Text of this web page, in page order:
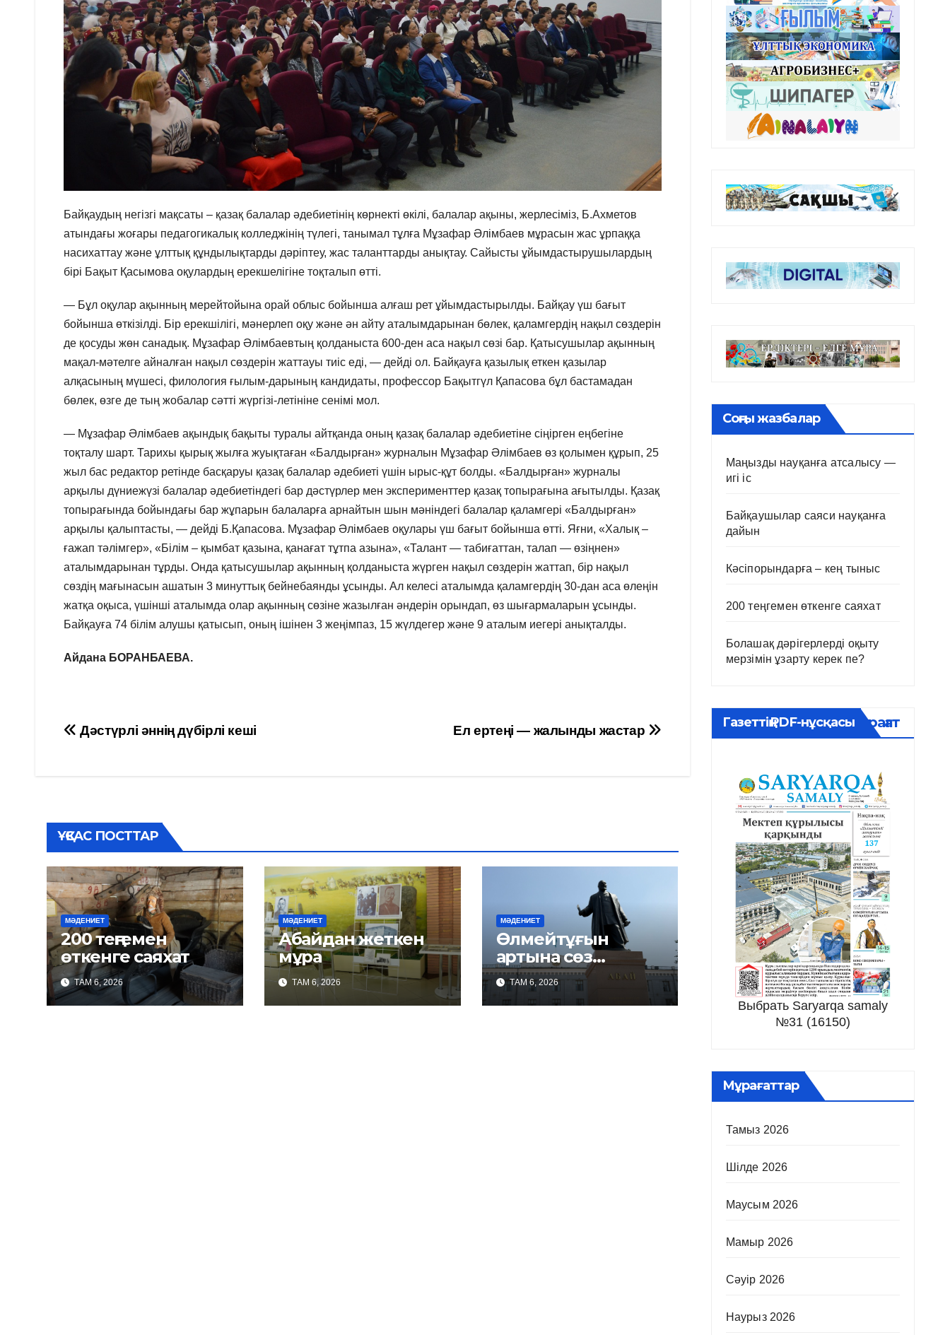
Байқаудың негізгі мақсаты – қазақ балалар әдебиетінің көрнекті өкілі, балалар ақыны, жерлесіміз, Б.Ахметов
атындағы жоғары педагогикалық колледжінің түлегі, танымал тұлға Мұзафар Әлімбаев мұрасын жас ұрпаққа
насихаттау және ұлттық құндылықтарды дәріптеу, жас таланттарды анықтау. Сайысты ұйымдастырушылардың
бірі Бақыт Қасымова оқулардың ерекшелігіне тоқталып өтті.
— Бұл оқулар ақынның мерейтойына орай облыс бойынша алғаш рет ұйымдастырылды. Байқау үш бағыт
бойынша өткізілді. Бір ерекшілігі, мәнерлеп оқу және ән айту аталымдарынан бөлек, қаламгердің нақыл сөздерін
де қосуды жөн санадық. Мұзафар Әлімбаевтың қолданыста 600-ден аса нақыл сөзі бар. Қатысушылар ақынның
мақал-мәтелге айналған нақыл сөздерін жаттауы тиіс еді, — дейді ол. Байқауға қазылық еткен қазылар
алқасының мүшесі, филология ғылым-дарының кандидаты, профессор Бақытгүл Қапасова бұл бастамадан
бөлек, өзге де тың жобалар сәтті жүргізі-летініне сенімі мол.
— Мұзафар Әлімбаев ақындық бақыты туралы айтқанда оның қазақ балалар әдебиетіне сіңірген еңбегіне
тоқталу шарт. Тарихы қырық жылға жуықтаған «Балдырған» журналын Мұзафар Әлімбаев өз қолымен құрып, 25
жыл бас редактор ретінде басқаруы қазақ балалар әдебиеті үшін ырыс-құт болды. «Балдырған» журналы
арқылы дүниежүзі балалар әдебиетіндегі бар дәстүрлер мен эксперименттер қазақ топырағына ағытылды. Қазақ
топырағында бойындағы бар жұпарын балаларға арнайтын шын мәніндегі балалар қаламгері «Балдырған»
арқылы қалыптасты, — дейді Б.Қапасова. Мұзафар Әлімбаев оқулары үш бағыт бойынша өтті. Яғни, «Халық –
ғажап тәлімгер», «Білім – қымбат қазына, қанағат тұтпа азына», «Талант — табиғаттан, талап — өзіңнен»
аталымдарынан тұрды. Онда қатысушылар ақынның қолданыста жүрген нақыл сөздерін жаттап, бір нақыл
сөздің мағынасын ашатын 3 минуттық бейнебаянды ұсынды. Ал келесі аталымда қаламгердің 30-дан аса өлеңін
жатқа оқыса, үшінші аталымда олар ақынның сөзіне жазылған әндерін орындап, өз шығармаларын ұсынды.
Байқауға 74 білім алушы қатысып, оның ішінен 3 жеңімпаз, 15 жүлдегер және 9 аталым иегері анықталды.
Айдана БОРАНБАЕВА.
Навигация
Ел ертеңі — жалынды жастар
Дәстүрлі әннің дүбірлі кеші
ҰҚСАС ПОСТТАР
МӘДЕНИЕТ
200 теңгемен
өткенге саяхат
ТАМ 6, 2026
МӘДЕНИЕТ
Абайдан жеткен
мұра
ТАМ 6, 2026
МӘДЕНИЕТ
Өлмейтұғын
артына сөз
қалдырған…
ТАМ 6, 2026
Соңғы жазбалар
Маңызды науқанға атсалысу —
игі іс
Байқаушылар саяси науқанға
дайын
Кәсіпорындарға – кең тыныс
200 теңгемен өткенге саяхат
Болашақ дәрігерлерді оқыту
мерзімін ұзарту керек пе?
Газеттің PDF-нұсқасыМұрағат
Выбрать Saryarqa samaly
№31 (16150)
Мұрағаттар
Тамыз 2026
Шілде 2026
Маусым 2026
Мамыр 2026
Сәуір 2026
Наурыз 2026